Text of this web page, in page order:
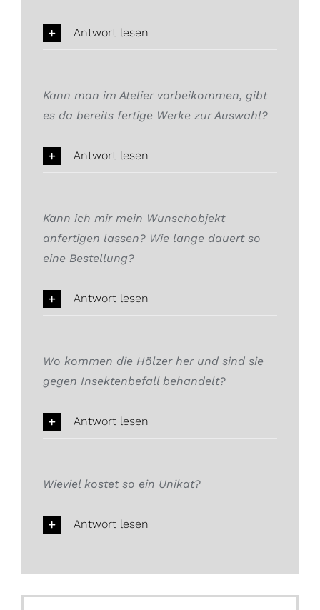
Antwort lesen
Kann man im Atelier vorbeikommen, gibt
es da bereits fertige Werke zur Auswahl?
Antwort lesen
Kann ich mir mein Wunschobjekt
anfertigen lassen? Wie lange dauert so
eine Bestellung?
Antwort lesen
Wo kommen die Hölzer her und sind sie
gegen Insektenbefall behandelt?
Antwort lesen
Wieviel kostet so ein Unikat?
Antwort lesen